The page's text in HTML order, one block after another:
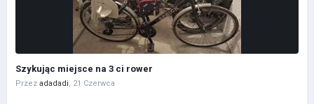
Szykując miejsce na 3 ci rower
Przez adadadi, 21 Czerwca